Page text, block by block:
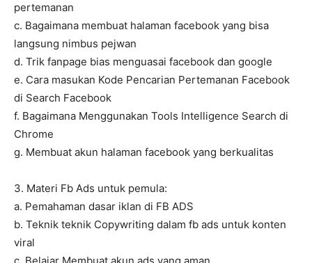
pertemanan
c. Bagaimana membuat halaman facebook yang bisa
langsung nimbus pejwan
d. Trik fanpage bias menguasai facebook dan google
e. Cara masukan Kode Pencarian Pertemanan Facebook
di Search Facebook
f. Bagaimana Menggunakan Tools Intelligence Search di
Chrome
g. Membuat akun halaman facebook yang berkualitas
3. Materi Fb Ads untuk pemula:
a. Pemahaman dasar iklan di FB ADS
b. Teknik teknik Copywriting dalam fb ads untuk konten
viral